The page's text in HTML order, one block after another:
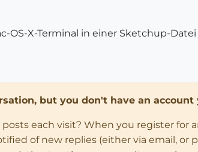
OS-X-Terminal in einer Sketchup-
but you don't have an account
each visit? When you register for
of new replies (either via email, or